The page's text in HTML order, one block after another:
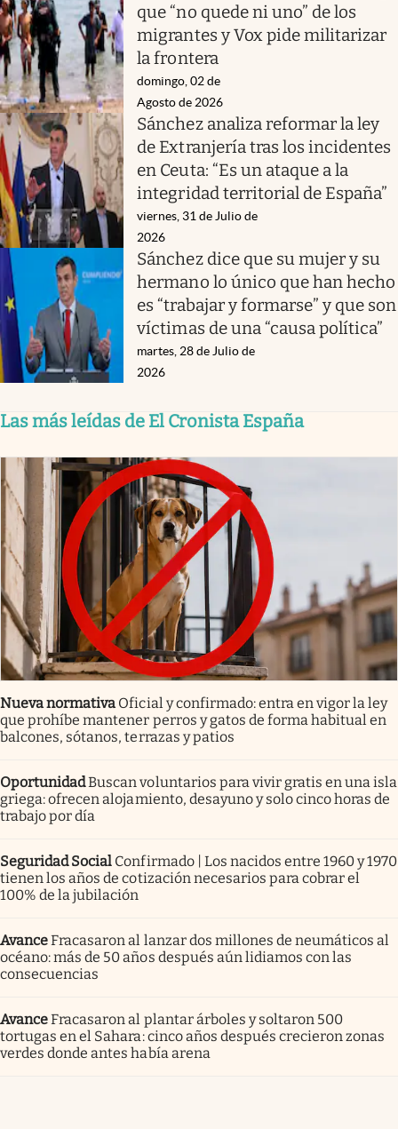
que “no quede ni uno” de los
migrantes y Vox pide militarizar
la frontera
domingo, 02 de
Agosto de 2026
Sánchez analiza reformar la ley
de Extranjería tras los incidentes
en Ceuta: “Es un ataque a la
integridad territorial de España”
viernes, 31 de Julio de
2026
Sánchez dice que su mujer y su
hermano lo único que han hecho
es “trabajar y formarse” y que son
víctimas de una “causa política”
martes, 28 de Julio de
2026
Las más leídas de El Cronista España
Nueva normativa Oficial y confirmado: entra en vigor la ley
que prohíbe mantener perros y gatos de forma habitual en
balcones, sótanos, terrazas y patios
OportunidadBuscan voluntarios para vivir gratis en una isla
griega: ofrecen alojamiento, desayuno y solo cinco horas de
trabajo por día
Seguridad Social Confirmado | Los nacidos entre 1960 y 1970
tienen los años de cotización necesarios para cobrar el
100% de la jubilación
AvanceFracasaron al lanzar dos millones de neumáticos al
océano: más de 50 años después aún lidiamos con las
consecuencias
AvanceFracasaron al plantar árboles y soltaron 500
tortugas en el Sahara: cinco años después crecieron zonas
verdes donde antes había arena